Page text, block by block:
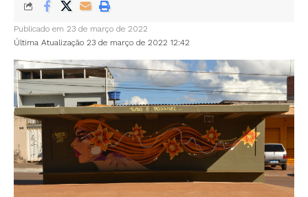
Última Atualização 23 de março de 2022 12:42
Publicado em 23 de março de 2022